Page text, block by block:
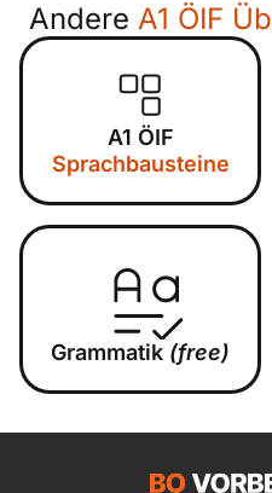
Andere A1 ÖIF
A1 ÖIF
Sprachbausteine
Grammatik (free)